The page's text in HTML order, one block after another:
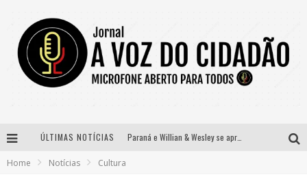
ÚLTIMAS NOTÍCIAS Paraná e Willian & Wesley se apresentam no Carretão Trevo Contagem nesta sexta-feira
Home Notícias Cultura